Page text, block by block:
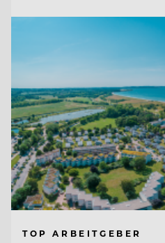
TOP ARBEITGEBER